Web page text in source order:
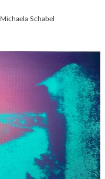
Michaela Schabel